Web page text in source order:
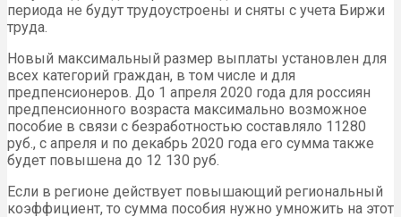
периода не будут трудоустроены и сняты с учета Биржи
труда.
Новый максимальный размер выплаты установлен для
всех категорий граждан, в том числе и для
предпенсионеров. До 1 апреля 2020 года для россиян
предпенсионного возраста максимально возможное
пособие в связи с безработностью составляло 11280
руб., с апреля и по декабрь 2020 года его сумма также
будет повышена до 12 130 руб.
Если в регионе действует повышающий региональный
коэффициент, то сумма пособия нужно умножить на этот